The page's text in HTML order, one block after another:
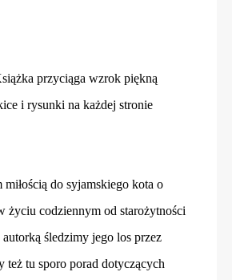
przyciąga wzrok piękną
i rysunki na każdej stronie
do syjamskiego kota o
codziennym od starożytności
śledzimy jego los przez
tu sporo porad dotyczących